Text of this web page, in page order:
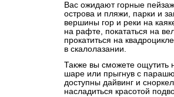
Вас ожидают горные
острова и пляжи, парки и
вершины гор и реки на
на рафте, покататься на
прокатиться на
в скалолазании.
Также вы сможете ощутить
шаре или прыгнув с
доступны дайвинг и
насладиться красотой